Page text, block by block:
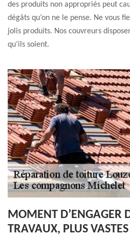
des produits non appropriés peut
dégâts qu’on ne le pense. Ne vous
jolis produits. Nos couvreurs
qu’ils soient.
MOMENT D’ENGAGER
TRAVAUX, PLUS VASTES